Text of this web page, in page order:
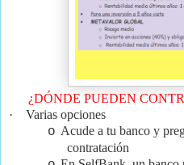
¿DÓNDE PUEDEN
·
Varias opciones
o Acude a tu banco y
contratación